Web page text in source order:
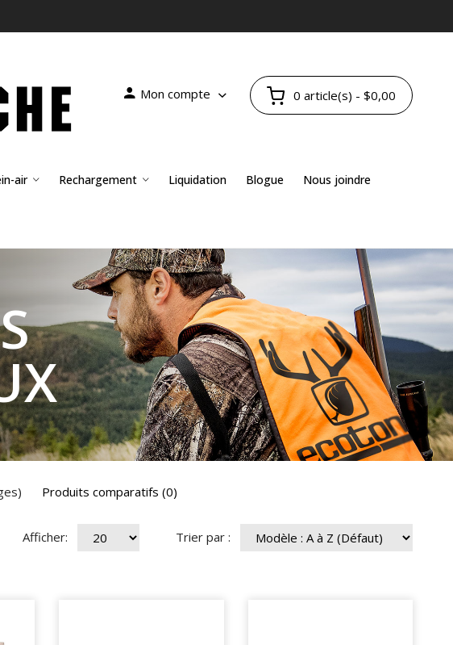
Mon compte 0 article(s) - $0,00
air Rechargement Liquidation Blogue Nous joindre
Produits comparatifs (0)
Trier par :
Afficher: